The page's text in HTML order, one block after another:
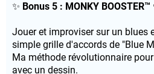
✨ Bonus 5 : MONKY BOOSTER™
Jouer et improviser sur un blues
simple grille d'accords de "Blue
Ma méthode révolutionnaire
avec un dessin.